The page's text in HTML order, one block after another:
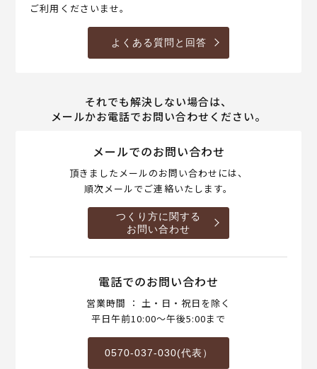
ご利用くださいませ。
よくある質問と回答
それでも解決しない場合は、
メールかお電話でお問い合わせください。
メールでのお問い合わせ
頂きましたメールのお問い合わせには、
順次メールでご連絡いたします。
つくり方に関する
お問い合わせ
電話でのお問い合わせ
営業時間 ： 土・日・祝日を除く
平日午前10:00～午後5:00まで
0570-037-030(代表）